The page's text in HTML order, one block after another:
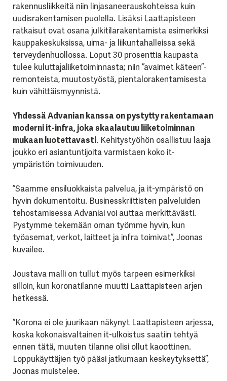
rakennusliikkeitä niin linjasaneerauskohteissa kuin
uudisrakentamisen puolella. Lisäksi Laattapisteen
ratkaisut ovat osana julkitilarakentamista esimerkiksi
kauppakeskuksissa, uima- ja liikuntahalleissa sekä
terveydenhuollossa. Loput 30 prosenttia kaupasta
tulee kuluttajaliiketoiminnasta; niin ”avaimet käteen”-
remonteista, muutostyöstä, pientalorakentamisesta
kuin vähittäismyynnistä.
Yhdessä Advanian kanssa on pystytty rakentamaan
moderni it-infra, joka skaalautuu liiketoiminnan
mukaan luotettavasti. Kehitystyöhön osallistuu laaja
joukko eri asiantuntijoita varmistaen koko it-
ympäristön toimivuuden.
”Saamme ensiluokkaista palvelua, ja it-ympäristö on
hyvin dokumentoitu. Businesskriittisten palveluiden
tehostamisessa Advaniai voi auttaa merkittävästi.
Pystymme tekemään oman työmme hyvin, kun
työasemat, verkot, laitteet ja infra toimivat”, Joonas
kuvailee.
Joustava malli on tullut myös tarpeen esimerkiksi
silloin, kun koronatilanne muutti Laattapisteen arjen
hetkessä.
”Korona ei ole juurikaan näkynyt Laattapisteen arjessa,
koska kokonaisvaltainen it-ulkoistus saatiin tehtyä
ennen tätä, muuten tilanne olisi ollut kaoottinen.
Loppukäyttäjien työ pääsi jatkumaan keskeytyksettä”,
Joonas muistelee.